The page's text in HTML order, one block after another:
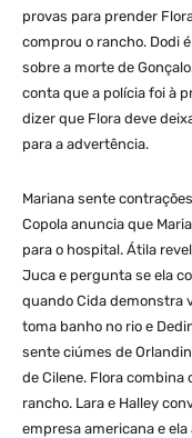
provas para prender
comprou o rancho. Dodi
sobre a morte de
conta que a polícia foi à
dizer que Flora deve
para a advertência.
Mariana sente
Copola anuncia que
para o hospital. Átila
Juca e pergunta se ela
quando Cida demonstra
toma banho no rio e
sente ciúmes de
de Cilene. Flora combina
rancho. Lara e Halley
empresa americana e ela